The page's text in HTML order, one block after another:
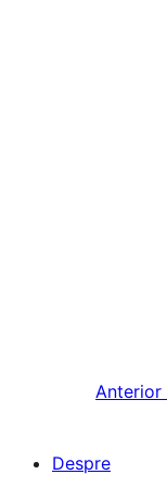
Anterior
Despre